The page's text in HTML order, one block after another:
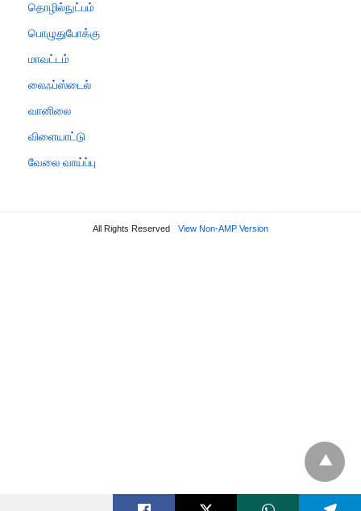
தொழில்நுட்பம்
பொழுதுபோக்கு
மாவட்டம்
லைஃப்ஸ்டைல்
வானிலை
விளையாட்டு
வேலை வாய்ப்பு
All Rights Reserved View Non-AMP Version